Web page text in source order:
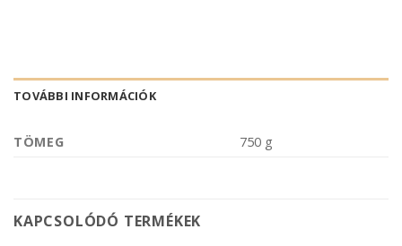
TOVÁBBI INFORMÁCIÓK
TÖMEG 750 g
KAPCSOLÓDÓ TERMÉKEK